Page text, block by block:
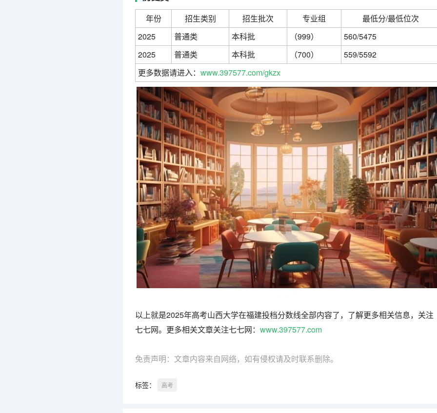
年份 招生类别 招生批次 专业组
最低分/最低位次
2025
普通类 本科批 （999）
560/5475
2025
普通类 本科批 （700）
559/5592
更多数据请进入： www.397577.com/gkzx
以上就是2025年高考山西大学在福建投档分数线全部内容了，了解更多相关信息，关注
七七网。更多相关文章关注七七网： www.397577.com
免责声明：文章内容来自网络，如有侵权请及时联系删除。
标签： 高考